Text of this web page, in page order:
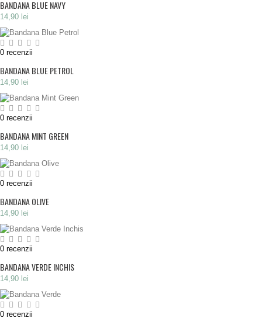
BANDANA BLUE NAVY
14,90 lei
0 recenzii
BANDANA BLUE PETROL
14,90 lei
0 recenzii
BANDANA MINT GREEN
14,90 lei
0 recenzii
BANDANA OLIVE
14,90 lei
0 recenzii
BANDANA VERDE INCHIS
14,90 lei
0 recenzii